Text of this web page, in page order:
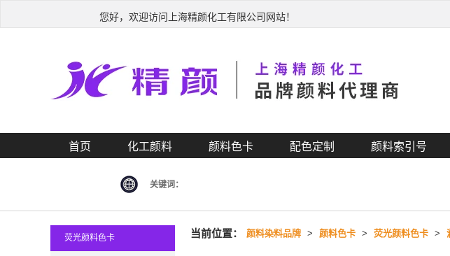
您好，欢迎访问上海精颜化工有限公司网站！
首页 化工颜料 颜料色卡 配色定制 颜料索引号
关键词：
当前位置： 颜料染料品牌 > 颜料色卡 > 荧光颜料色卡 >
荧光颜料色卡